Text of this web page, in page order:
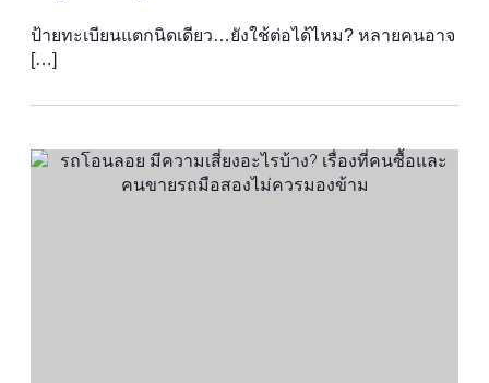
ป้ายทะเบียนแตกนิดเดียว…ยังใช้ต่อได้ไหม? หลายคนอาจ
[…]